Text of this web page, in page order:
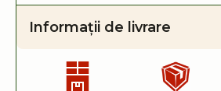
Informații de livrare